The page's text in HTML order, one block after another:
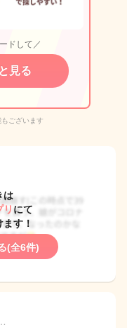
ドして／
見る
ございます
は
にて
す！
(全6件)